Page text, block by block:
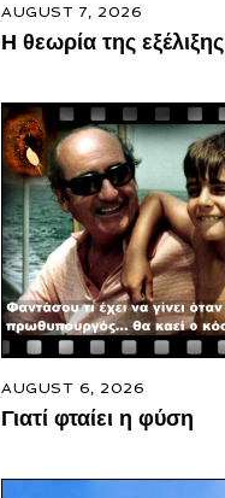
AUGUST 7, 2026
Η θεωρία της εξέλιξης
AUGUST 6, 2026
Γιατί φταίει η φύση